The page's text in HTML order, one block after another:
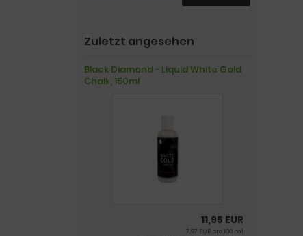
Zuletzt angesehen
Black Diamond - Liquid White Gold
Chalk, 150ml
11,95 EUR
7,97 EUR pro 100 ml